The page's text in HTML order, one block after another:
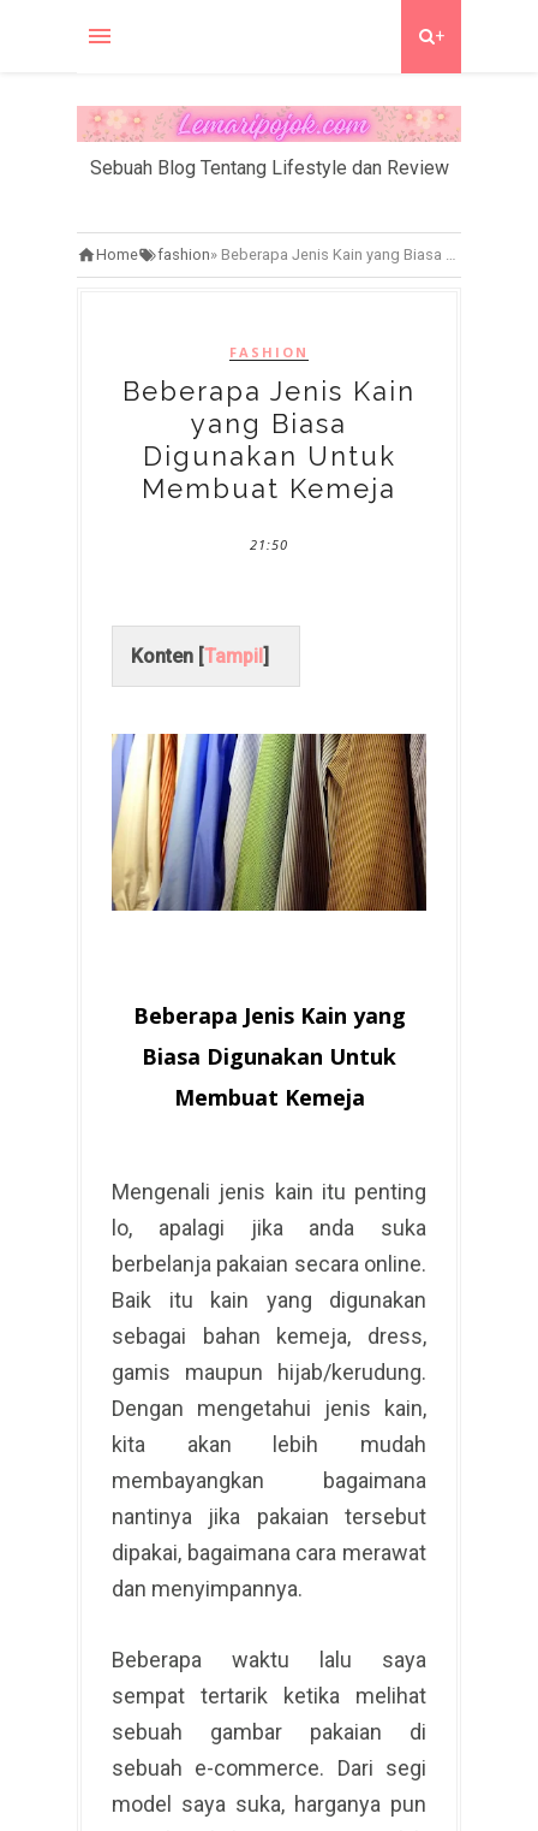
+
Sebuah Blog Tentang Lifestyle dan Review
Home fashion» Beberapa Jenis Kain yang Biasa Digunakan Untuk Membuat Kemeja
FASHION
Beberapa Jenis Kain
yang Biasa
Digunakan Untuk
Membuat Kemeja
21:50
Konten [Tampil]
Beberapa Jenis Kain yang
Biasa Digunakan Untuk
Membuat Kemeja
Mengenali jenis kain itu penting
lo, apalagi jika anda suka
berbelanja pakaian secara online.
Baik itu kain yang digunakan
sebagai bahan kemeja, dress,
gamis maupun hijab/kerudung.
Dengan mengetahui jenis kain,
kita akan lebih mudah
membayangkan bagaimana
nantinya jika pakaian tersebut
dipakai, bagaimana cara merawat
dan menyimpannya.
Beberapa waktu lalu saya
sempat tertarik ketika melihat
sebuah gambar pakaian di
sebuah e-commerce. Dari segi
model saya suka, harganya pun